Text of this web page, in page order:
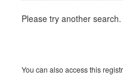
Please try another search.
You can also access this